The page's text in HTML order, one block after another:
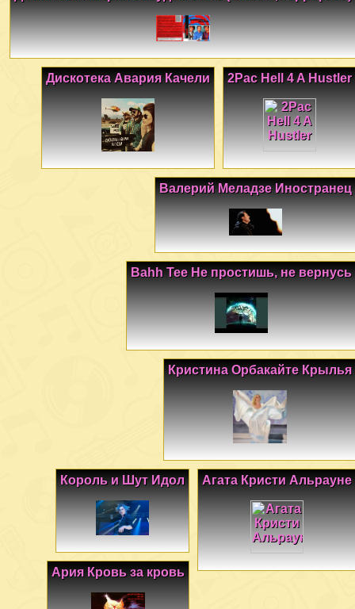
2Pac Hell 4 A Hustler
Дискотека Авария Качели
Валерий Меладзе Иностранец
Bahh Tee Не простишь, не вернусь
Кристина Орбакайте Крылья
Агата Кристи Альрауне
Король и Шут Идол
Ария Кровь за кровь